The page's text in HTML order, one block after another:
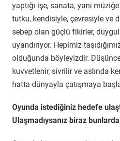
yaptığı işe, sanata, yani müziğe
tutku, kendisiyle, çevresiyle ve
sebep olan güçlü fikirler,
uyandırıyor. Hepimiz
olduğunda böyleyizdir.
kuvvetlenir, sivrilir ve aslında
hatta dünyayla çatışmaya
Oyunda istediğiniz hedefe
Ulaşmadıysanız biraz